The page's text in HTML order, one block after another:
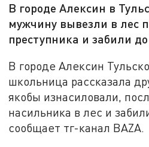
В городе Алексин в
мужчину вывезли в лес
преступника и забили
В городе Алексин
школьница рассказала
якобы изнасиловали,
насильника в лес и
сообщает тг-канал BAZA.